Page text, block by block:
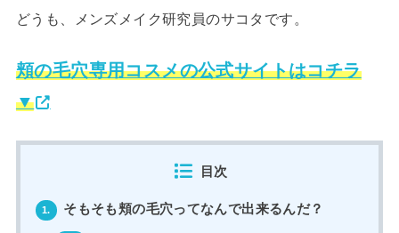
どうも、メンズメイク研究員のサコタです。
頬の毛穴専用コスメの公式サイトはコチラ
▼
目次
1. そもそも頬の毛穴ってなんで出来るんだ？